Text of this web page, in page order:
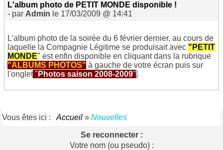
L'album photo de PETIT MONDE disponible !
- par Admin le 17/03/2009 @ 14:41
L'album photo de la soirée du 6 février dernier, au cours de
laquelle la Compagnie Légitime se produisait avec "PETIT
MONDE" est enfin disponible en cliquant dans la rubrique
"ALBUMS PHOTOS" à gauche de votre écran puis sur
l'onglet " Photos saison 2008-2009".
Vous êtes ici : Accueil » Nouvelles
Se reconnecter :
Votre nom (ou pseudo) :